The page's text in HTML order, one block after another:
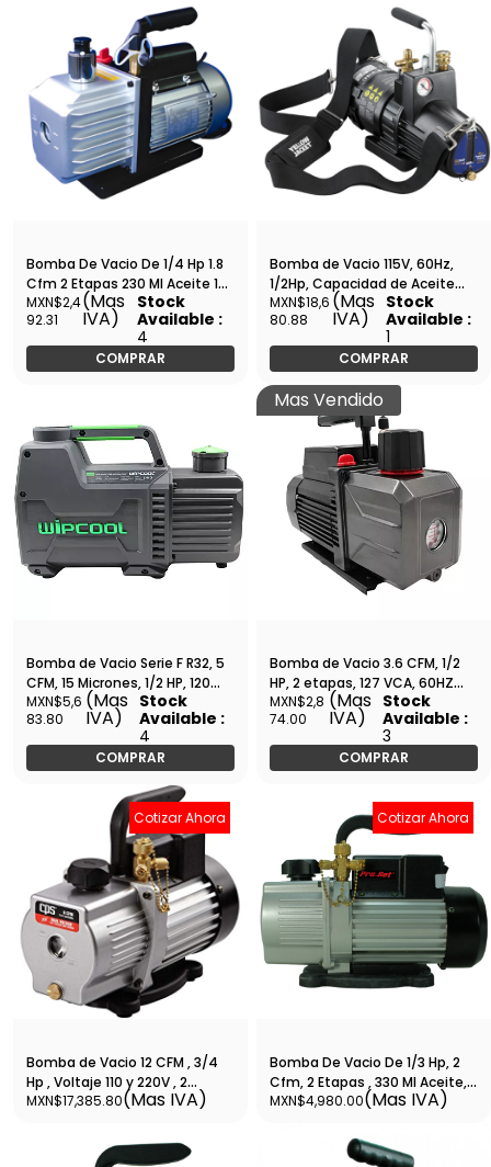
Bomba De Vacio De 1/4 Hp 1.8
Cfm 2 Etapas 230 Ml Aceite 127
Voltaje,6.1 Amperes, Gb 7293 -
AIT-2B
MXN$2,4
92.31
(Mas
IVA)
Stock
Available :
4
COMPRAR
Bomba de Vacio 115V, 60Hz,
1/2Hp, Capacidad de Aceite
27Oz, 6 CFM, 2 Etapas - 93760
MXN$18,6
80.88
(Mas
IVA)
Stock
Available :
1
COMPRAR
Bomba de Vacio Serie F R32, 5
CFM, 15 Micrones, 1/2 HP, 120
V/60 HZ - WIP-2F2R
MXN$5,6
83.80
(Mas
IVA)
Stock
Available :
4
COMPRAR
Mas Vendido
Bomba de Vacio 3.6 CFM, 1/2
HP, 2 etapas, 127 VCA, 60HZ
con Válvula de Bloqueo -
MVP236T
MXN$2,8
74.00
(Mas
IVA)
Stock
Available :
3
COMPRAR
Cotizar Ahora
Bomba de Vacio 12 CFM , 3/4
Hp , Voltaje 110 y 220V , 2
etapas, Marca CPS - VP12D
MXN$17,385.80(Mas IVA)
Cotizar Ahora
Bomba De Vacio De 1/3 Hp, 2
Cfm, 2 Etapas , 330 Ml Aceite,
Voltaje 115, 1720 Rpm - Vp2D
MXN$4,980.00(Mas IVA)